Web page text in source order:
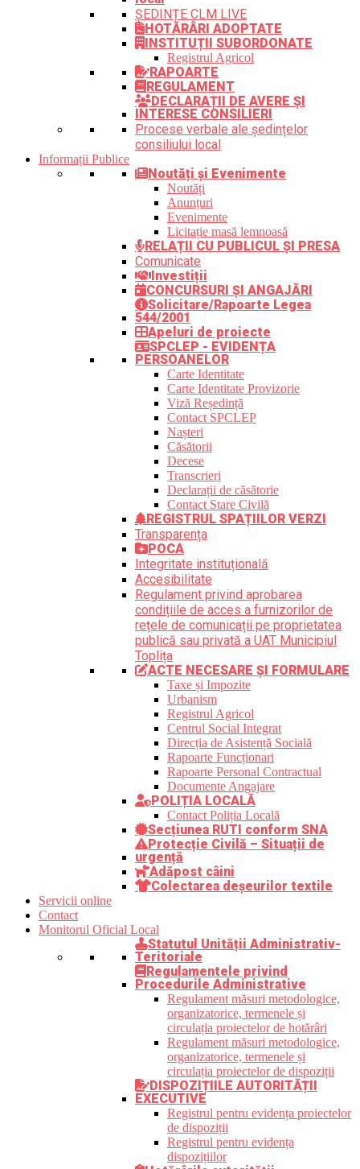
ȘEDINȚE CLM LIVE
HOTĂRÂRI ADOPTATE
INSTITUȚII SUBORDONATE
Registrul Agricol
RAPOARTE
REGULAMENT
DECLARAȚII DE AVERE ȘI
INTERESE CONSILIERI
Procese verbale ale ședințelor
consiliului local
Informații Publice
Noutăți și Evenimente
Noutăți
Anunțuri
Evenimente
Licitație masă lemnoasă
RELAȚII CU PUBLICUL ȘI PRESA
Comunicate
Investiții
CONCURSURI ȘI ANGAJĂRI
Solicitare/Rapoarte Legea
544/2001
Apeluri de proiecte
SPCLEP - EVIDENȚA
PERSOANELOR
Carte Identitate
Carte Identitate Provizorie
Viză Reședință
Contact SPCLEP
Nașteri
Căsătorii
Decese
Transcrieri
Declarații de căsătorie
Contact Stare Civilă
REGISTRUL SPAȚIILOR VERZI
Transparența
POCA
Integritate instituțională
Accesibilitate
Regulament privind aprobarea
condițiile de acces a furnizorilor de
rețele de comunicații pe proprietatea
publică sau privată a UAT Municipiul
Toplița
ACTE NECESARE ȘI FORMULARE
Taxe și Impozite
Urbanism
Registrul Agricol
Centrul Social Integrat
Direcția de Asistență Socială
Rapoarte Funcționari
Rapoarte Personal Contractual
Documente Angajare
POLIȚIA LOCALĂ
Contact Poliția Locală
Secțiunea RUTI conform SNA
Protecție Civilă – Situații de
urgență
Adăpost câini
Colectarea deșeurilor textile
Servicii online
Contact
Monitorul Oficial Local
Statutul Unității Administrativ-
Teritoriale
Regulamentele privind
Procedurile Administrative
Regulament măsuri metodologice,
organizatorice, termenele și
circulația proiectelor de hotărâri
Regulament măsuri metodologice,
organizatorice, termenele și
circulația proiectelor de dispoziții
DISPOZIȚIILE AUTORITĂȚII
EXECUTIVE
Registrul pentru evidența proiectelor
de dispoziții
Registrul pentru evidența
dispozițiilor